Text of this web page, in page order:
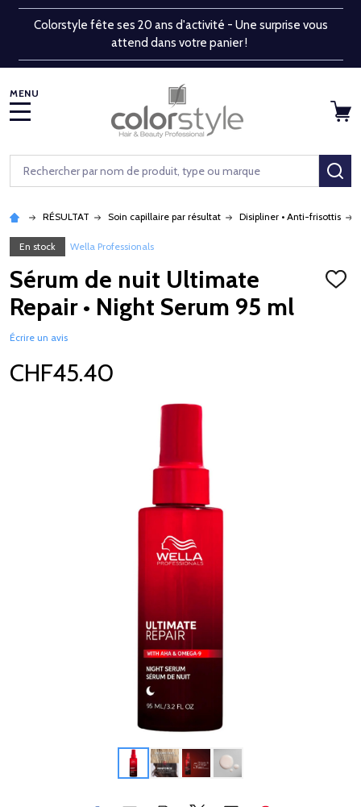
Colorstyle fête ses 20 ans d'activité - Une surprise vous
attend dans votre panier !
Rechercher
RÉSULTAT Soin capillaire par résultat Disipliner • Anti-frisottis
En stock Wella Professionals
Sérum de nuit Ultimate
Repair • Night Serum 95 ml
Écrire un avis
CHF45.40